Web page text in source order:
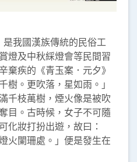
我國漢族傳統的民俗工
燈及中秋綵燈會等民間習
棄疾的《青玉案．元夕》
樹。更吹落，星如雨。」
千枝萬樹，煙火像是被吹
目。古時候，女子不可隨
化妝打扮出遊，故曰：
火闌珊處。」便是發生在